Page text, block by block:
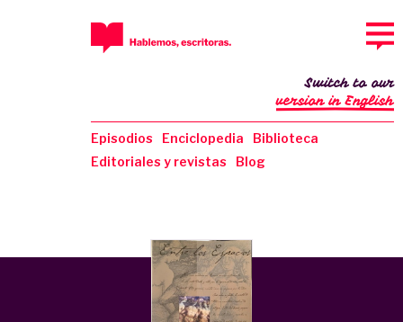
Episodios Enciclopedia
Biblioteca
Editoriales y revistas
Blog
Switch to our
version in English